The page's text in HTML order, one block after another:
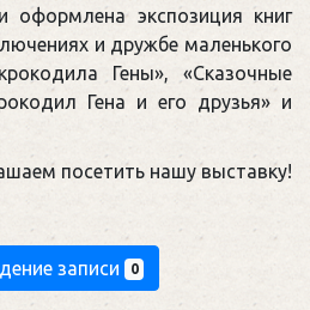
оформлена экспозиция книг
и дружбе маленького
Гены», «Сказочные
Гена и его друзья» и
посетить нашу выставку!
записи 0